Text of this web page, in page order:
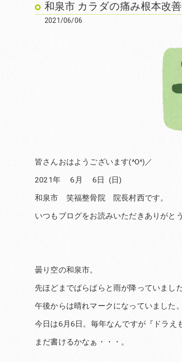
和泉市 カラダの痛み根本改
2021/06/06
皆さんおはようございます(^O^)／
2021年 6月 6日 (日)
和泉市 笑福整骨院 院長村西です。
いつもブログをお読みいただきありがと
曇り空の和泉市。
先ほどまでぱらぱらと雨が降っていまし
午後からは晴れマークになっていました。
今日は6月6日。毎年なんですが『ドラえ
まだ書けるかなぁ・・・。